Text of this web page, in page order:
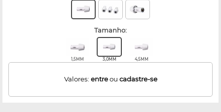
tamanho:
1,5MM 3,0MM 4,5MM
Valores: entreou cadastre-se